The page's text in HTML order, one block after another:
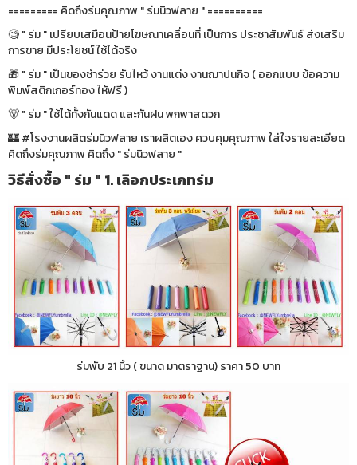
========= คิดถึงร่มคุณภาพ " ร่มนิวฟลาย " ==========
🧐 " ร่ม " เปรียบเสมือนป้ายโฆษณาเคลื่อนที่ เป็นการ ประชาสัมพันธ์ ส่งเสริม
การขาย มีประโยชน์ ใช้ได้จริง
🎁 " ร่ม " เป็นของชำร่วย รับไหว้ งานแต่ง งานฌาปนกิจ ( ออกแบบ ข้อความ
พิมพ์สติกเกอร์ทอง ให้ฟรี )
🐻 " ร่ม " ใช้ได้ทั้งกันแดด และกันฝน พกพาสดวก
🏰 #โรงงานผลิตร่มนิวฟลาย เราผลิตเอง ควบคุมคุณภาพ ใส่ใจรายละเอียด
คิดถึงร่มคุณภาพ คิดถึง " ร่มนิวฟลาย "
วิธีสั่งซื้อ " ร่ม " 1. เลิอกประเภทร่ม
ร่มพับ 21 นิ้ว ( ขนาด มาตราฐาน) ราคา 50 บาท